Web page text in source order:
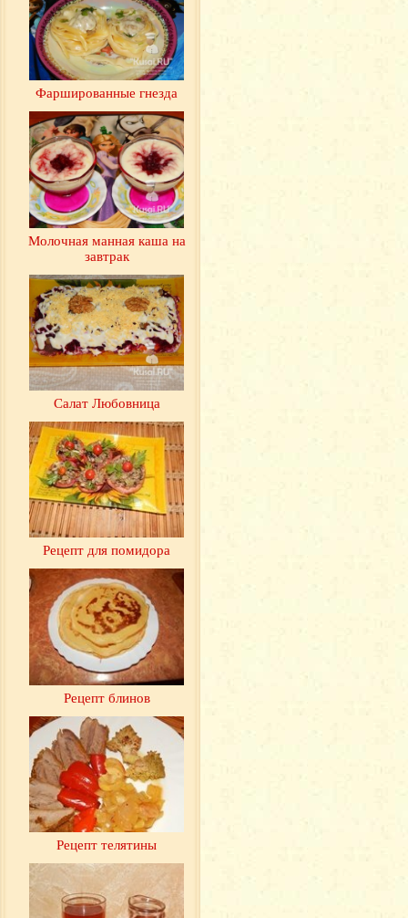
Фаршированные гнезда
Молочная манная каша на
завтрак
Салат Любовница
Рецепт для помидора
Рецепт блинов
Рецепт телятины